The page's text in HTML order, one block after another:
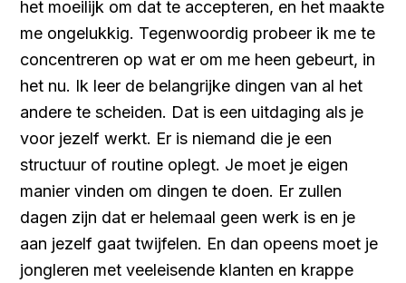
het moeilijk om dat te accepteren, en het maakte
me ongelukkig. Tegenwoordig probeer ik me te
concentreren op wat er om me heen gebeurt, in
het nu. Ik leer de belangrijke dingen van al het
andere te scheiden. Dat is een uitdaging als je
voor jezelf werkt. Er is niemand die je een
structuur of routine oplegt. Je moet je eigen
manier vinden om dingen te doen. Er zullen
dagen zijn dat er helemaal geen werk is en je
aan jezelf gaat twijfelen. En dan opeens moet je
jongleren met veeleisende klanten en krappe